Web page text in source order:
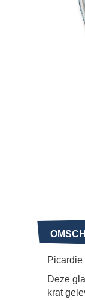
Picardie
Deze
krat